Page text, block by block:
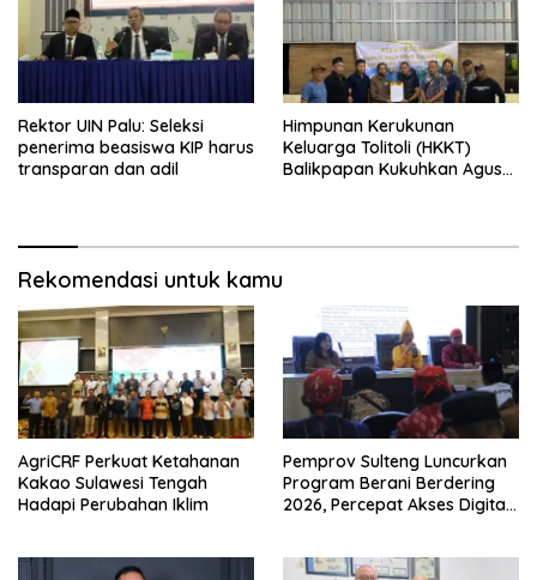
Rektor UIN Palu: Seleksi
penerima beasiswa KIP harus
transparan dan adil
Himpunan Kerukunan
Keluarga Tolitoli (HKKT)
Balikpapan Kukuhkan Agus
Rekomendasi untuk kamu
AgriCRF Perkuat Ketahanan
Kakao Sulawesi Tengah
Hadapi Perubahan Iklim
Pemprov Sulteng Luncurkan
Program Berani Berdering
2026, Percepat Akses Digital